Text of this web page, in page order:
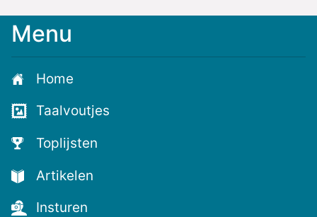
Meld
voor
de
nieuwste
voutjes
en
de
voutste
nieuwtjes!
Menu
Home
Taalvoutjes
Toplijsten
Artikelen
Insturen